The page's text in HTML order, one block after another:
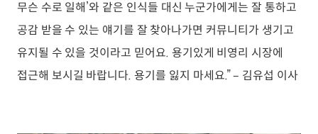
무슨 수로 일해’와 같은 인식들 대신 누군가에게는 잘 통하고
공감 받을 수 있는 얘기를 잘 찾아나가면 커뮤니티가 생기고
유지될 수 있을 것이라고 믿어요. 용기있게 비영리 시장에
접근해 보시길 바랍니다. 용기를 잃지 마세요.” – 김유섭 이사